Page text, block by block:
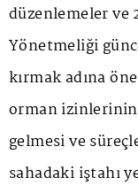
düzenlemeler ve
Yönetmeliği
kırmak adına
orman izinlerinin
gelmesi ve
sahadaki iştahı